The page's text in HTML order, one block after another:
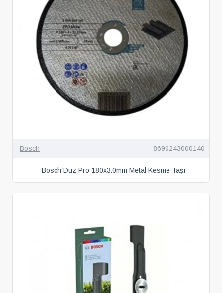
Bosch 8690243000140
Bosch Düz Pro 180x3.0mm Metal Kesme Taşı